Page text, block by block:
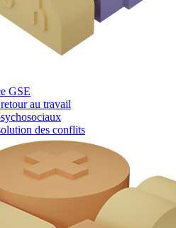
GSE
au travail
des conflits